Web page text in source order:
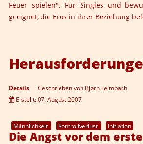
Feuer spielen". Für Singles und
geeignet, die Eros in ihrer Beziehung
Details Geschrieben von Bjørn Leimbach
Erstellt: 07. August 2007
Männlichkeit Kontrollverlust Initiation
Die Angst vor dem